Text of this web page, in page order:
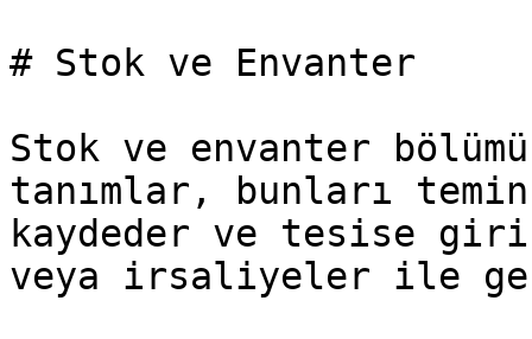
# Stok ve Envanter
Stok ve envanter
tanımlar, bunları
kaydeder ve tesise
veya irsaliyeler ile